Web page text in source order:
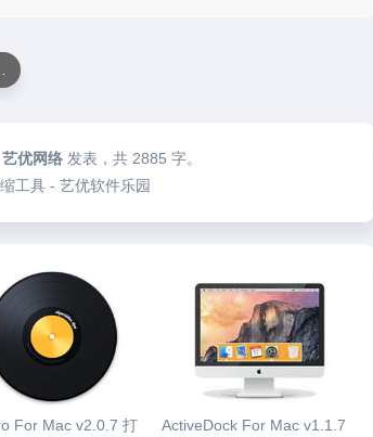
艺优网络 发表，共 2885 字。
工具 - 艺优软件乐园
For Mac v2.0.7 打 ActiveDock For Mac v1.1.7